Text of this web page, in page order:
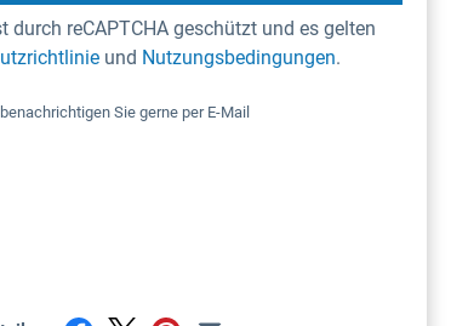
durch reCAPTCHA geschützt und es gelten
und Nutzungsbedingungen.
Sie gerne per E-Mail